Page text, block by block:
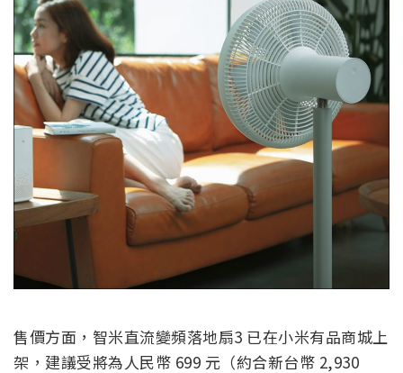
售價方面，智米直流變頻落地扇3 已在小米有品商城上
架，建議受將為人民幣 699 元（約合新台幣 2,930